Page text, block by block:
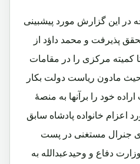
در این گزارش مورد پیشبینی
پذیرفت و محمد داؤد از
کمیته مرکزی را در مقامات
حیث مادون ریاست دولت بکار
خود را برآنها به منصۀ
اعزام خانواده پادشاه سابق
جنرال مستغنی در پست
دفاع و وحیدعبدالله به